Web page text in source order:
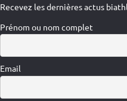
Recevez les dernières actus
Prénom ou nom complet
Email